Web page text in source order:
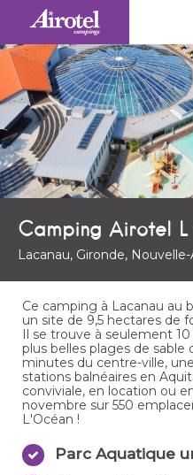
Camping Airotel L
Lacanau, Gironde,
Ce camping à Lacanau au
un site de 9,5 hectares de
Il se trouve à seulement
plus belles plages de sable
minutes du centre-ville,
stations balnéaires en
conviviale, en location ou
novembre sur 550
L'Océan !
Parc Aquatique